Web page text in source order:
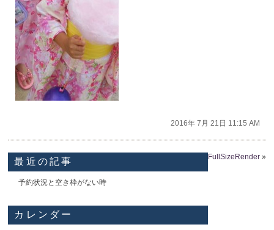
2016年 7月 21日 11:15 AM
FullSizeRender»
最近の記事
予約状況と空き枠がない時
カレンダー